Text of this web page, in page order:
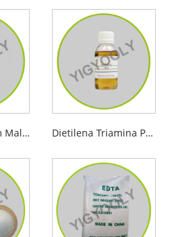
Kopolimer Asam Maleat dan Akrilik Dietilena Triamina Penta